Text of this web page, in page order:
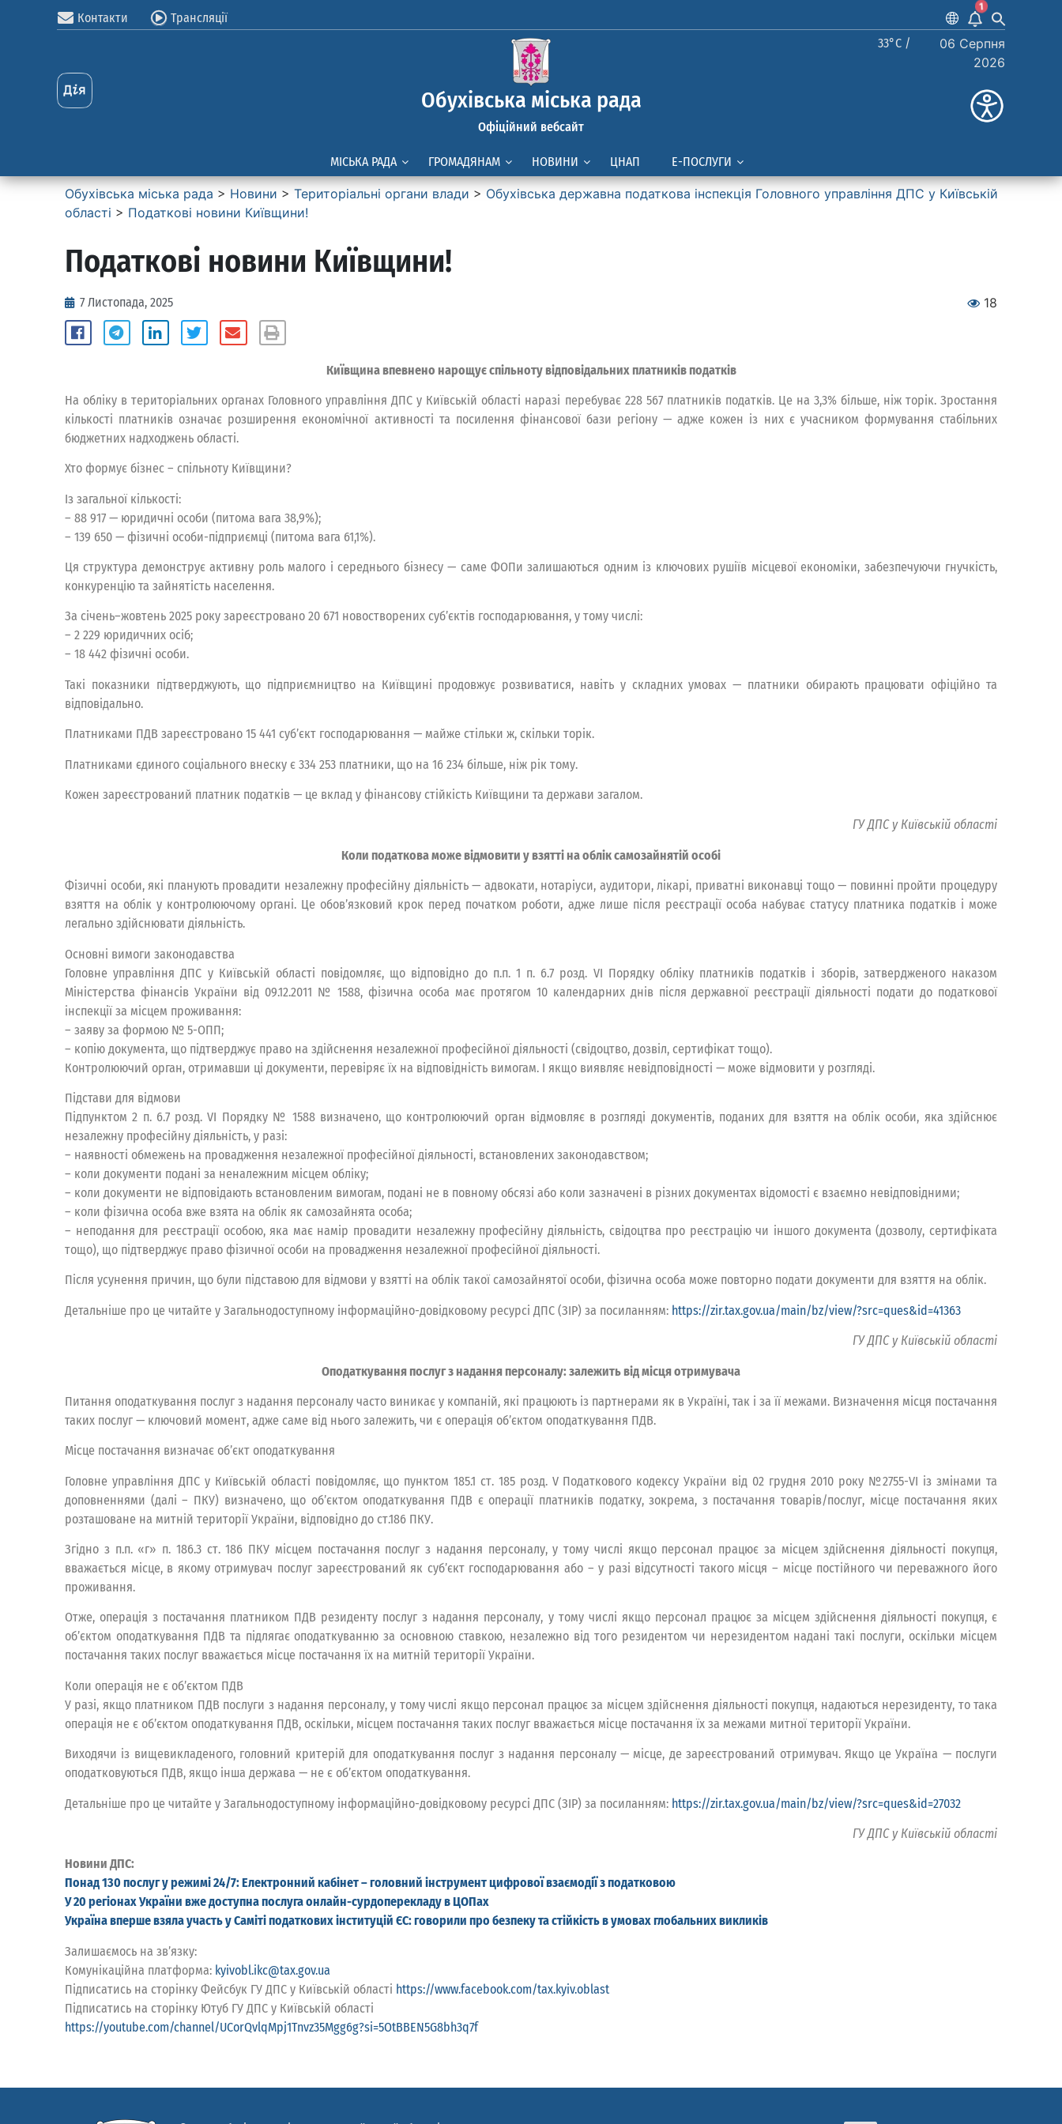
Контакти Трансляції
1
Обухівська міська рада
Офіційний вебсайт
33°C /
06 Серпня
2026
МІСЬКА РАДА ГРОМАДЯНАМ НОВИНИ ЦНАП Е-ПОСЛУГИ
Обухівська міська рада > Новини > Територіальні органи влади > Обухівська державна податкова інспекція Головного управління ДПС у Київській
області > Податкові новини Київщини!
Податкові новини Київщини!
7 Листопада, 2025 18
Київщина впевнено нарощує спільноту відповідальних платників податків
На обліку в територіальних органах Головного управління ДПС у Київській області наразі перебуває 228 567 платників податків. Це на 3,3% більше, ніж торік. Зростання
кількості платників означає розширення економічної активності та посилення фінансової бази регіону — адже кожен із них є учасником формування стабільних
бюджетних надходжень області.
Хто формує бізнес – спільноту Київщини?
Із загальної кількості:
– 88 917 — юридичні особи (питома вага 38,9%);
– 139 650 — фізичні особи-підприємці (питома вага 61,1%).
Ця структура демонструє активну роль малого і середнього бізнесу — саме ФОПи залишаються одним із ключових рушіїв місцевої економіки, забезпечуючи гнучкість,
конкуренцію та зайнятість населення.
За січень–жовтень 2025 року зареєстровано 20 671 новостворених суб’єктів господарювання, у тому числі:
– 2 229 юридичних осіб;
– 18 442 фізичні особи.
Такі показники підтверджують, що підприємництво на Київщині продовжує розвиватися, навіть у складних умовах — платники обирають працювати офіційно та
відповідально.
Платниками ПДВ зареєстровано 15 441 суб’єкт господарювання — майже стільки ж, скільки торік.
Платниками єдиного соціального внеску є 334 253 платники, що на 16 234 більше, ніж рік тому.
Кожен зареєстрований платник податків — це вклад у фінансову стійкість Київщини та держави загалом.
ГУ ДПС у Київській області
Коли податкова може відмовити у взятті на облік самозайнятій особі
Фізичні особи, які планують провадити незалежну професійну діяльність — адвокати, нотаріуси, аудитори, лікарі, приватні виконавці тощо — повинні пройти процедуру
взяття на облік у контролюючому органі. Це обов’язковий крок перед початком роботи, адже лише після реєстрації особа набуває статусу платника податків і може
легально здійснювати діяльність.
Основні вимоги законодавства
Головне управління ДПС у Київській області повідомляє, що відповідно до п.п. 1 п. 6.7 розд. VI Порядку обліку платників податків і зборів, затвердженого наказом
Міністерства фінансів України від 09.12.2011 № 1588, фізична особа має протягом 10 календарних днів після державної реєстрації діяльності подати до податкової
інспекції за місцем проживання:
– заяву за формою № 5-ОПП;
– копію документа, що підтверджує право на здійснення незалежної професійної діяльності (свідоцтво, дозвіл, сертифікат тощо).
Контролюючий орган, отримавши ці документи, перевіряє їх на відповідність вимогам. І якщо виявляє невідповідності — може відмовити у розгляді.
Підстави для відмови
Підпунктом 2 п. 6.7 розд. VI Порядку № 1588 визначено, що контролюючий орган відмовляє в розгляді документів, поданих для взяття на облік особи, яка здійснює
незалежну професійну діяльність, у разі:
– наявності обмежень на провадження незалежної професійної діяльності, встановлених законодавством;
– коли документи подані за неналежним місцем обліку;
– коли документи не відповідають встановленим вимогам, подані не в повному обсязі або коли зазначені в різних документах відомості є взаємно невідповідними;
– коли фізична особа вже взята на облік як самозайнята особа;
– неподання для реєстрації особою, яка має намір провадити незалежну професійну діяльність, свідоцтва про реєстрацію чи іншого документа (дозволу, сертифіката
тощо), що підтверджує право фізичної особи на провадження незалежної професійної діяльності.
Після усунення причин, що були підставою для відмови у взятті на облік такої самозайнятої особи, фізична особа може повторно подати документи для взяття на облік.
Детальніше про це читайте у Загальнодоступному інформаційно-довідковому ресурсі ДПС (ЗІР) за посиланням: https://zir.tax.gov.ua/main/bz/view/?src=ques&id=41363
ГУ ДПС у Київській області
Оподаткування послуг з надання персоналу: залежить від місця отримувача
Питання оподаткування послуг з надання персоналу часто виникає у компаній, які працюють із партнерами як в Україні, так і за її межами. Визначення місця постачання
таких послуг — ключовий момент, адже саме від нього залежить, чи є операція об’єктом оподаткування ПДВ.
Місце постачання визначає об’єкт оподаткування
Головне управління ДПС у Київській області повідомляє, що пунктом 185.1 ст. 185 розд. V Податкового кодексу України від 02 грудня 2010 року №2755-VI із змінами та
доповненнями (далі – ПКУ) визначено, що об’єктом оподаткування ПДВ є операції платників податку, зокрема, з постачання товарів/послуг, місце постачання яких
розташоване на митній території України, відповідно до ст.186 ПКУ.
Згідно з п.п. «г» п. 186.3 ст. 186 ПКУ місцем постачання послуг з надання персоналу, у тому числі якщо персонал працює за місцем здійснення діяльності покупця,
вважається місце, в якому отримувач послуг зареєстрований як суб’єкт господарювання або – у разі відсутності такого місця – місце постійного чи переважного його
проживання.
Отже, операція з постачання платником ПДВ резиденту послуг з надання персоналу, у тому числі якщо персонал працює за місцем здійснення діяльності покупця, є
об’єктом оподаткування ПДВ та підлягає оподаткуванню за основною ставкою, незалежно від того резидентом чи нерезидентом надані такі послуги, оскільки місцем
постачання таких послуг вважається місце постачання їх на митній території України.
Коли операція не є об’єктом ПДВ
У разі, якщо платником ПДВ послуги з надання персоналу, у тому числі якщо персонал працює за місцем здійснення діяльності покупця, надаються нерезиденту, то така
операція не є об’єктом оподаткування ПДВ, оскільки, місцем постачання таких послуг вважається місце постачання їх за межами митної території України.
Виходячи із вищевикладеного, головний критерій для оподаткування послуг з надання персоналу — місце, де зареєстрований отримувач. Якщо це Україна — послуги
оподатковуються ПДВ, якщо інша держава — не є об’єктом оподаткування.
Детальніше про це читайте у Загальнодоступному інформаційно-довідковому ресурсі ДПС (ЗІР) за посиланням: https://zir.tax.gov.ua/main/bz/view/?src=ques&id=27032
ГУ ДПС у Київській області
Новини ДПС:
Понад 130 послуг у режимі 24/7: Електронний кабінет – головний інструмент цифрової взаємодії з податковою
У 20 регіонах України вже доступна послуга онлайн-сурдоперекладу в ЦОПах
Україна вперше взяла участь у Саміті податкових інституцій ЄС: говорили про безпеку та стійкість в умовах глобальних викликів
Залишаємось на зв’язку:
Комунікаційна платформа: kyivobl.ikc@tax.gov.ua
Підписатись на сторінку Фейсбук ГУ ДПС у Київській області https://www.facebook.com/tax.kyiv.oblast
Підписатись на сторінку Ютуб ГУ ДПС у Київській області
https://youtube.com/channel/UCorQvlqMpj1Tnvz35Mgg6g?si=5OtBBEN5G8bh3q7f